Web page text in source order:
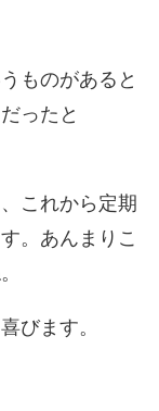
ものがあると
ったと
これから定期
。あんまりこ
びます。